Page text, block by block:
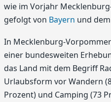
wie im Vorjahr
gefolgt von Bayern und
In Mecklenburg-
einer bundesweiten
das Land mit dem Begriff
Urlaubsform vor Wandern
Prozent) und Camping (73